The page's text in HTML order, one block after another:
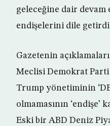
geleceğine dair
endişelerini dile
Gazetenin
Meclisi Demokrat
Trump yönetiminin
olmamasının ‘endişe’
Eski bir ABD Deniz